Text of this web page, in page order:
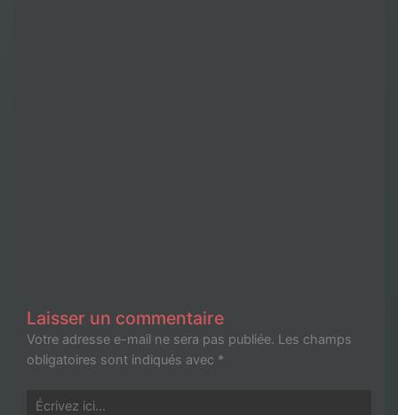
Laisser un commentaire
Votre adresse e-mail ne sera pas publiée. Les champs
obligatoires sont indiqués avec *
Écrivez